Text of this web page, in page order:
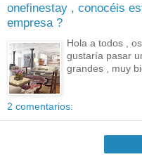
onefinestay , conocéis
empresa ?
Hola a todos ,
gustaría pasar
grandes , muy
2 comentarios: